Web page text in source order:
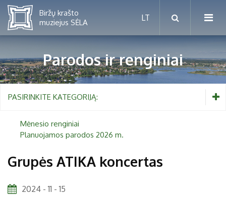
Mėnesio renginiai
Vaikams nuo 5 iki 10 metų
Parodos ir renginiai
PASIRINKITE KATEGORIJĄ:
Mėnesio renginiai
Planuojamos parodos 2026 m.
Grupės ATIKA koncertas
2024 - 11 - 15